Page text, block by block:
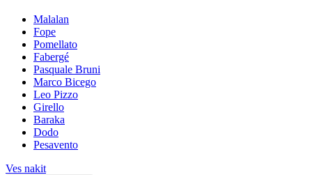
Malalan
Fope
Pomellato
Fabergé
Pasquale Bruni
Marco Bicego
Leo Pizzo
Girello
Baraka
Dodo
Pesavento
Ves nakit